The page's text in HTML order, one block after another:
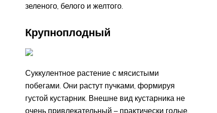
зеленого, белого и желтого.
Крупноплодный
Суккулентное растение с мясистыми
побегами. Они растут пучками, формируя
густой кустарник. Внешне вид кустарника не
очень привлекательный – практически голые,